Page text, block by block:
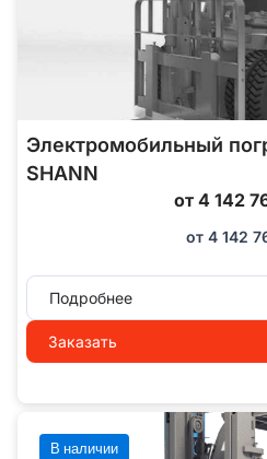
Электромобильный
SHANN
от 4 142
от 4 142
Подробнее
Заказать
В наличии